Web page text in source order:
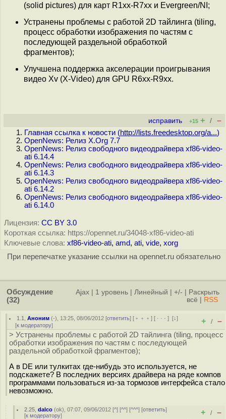
(solid pictures) для карт R1xx-R7xx и Evergreen/NI;
Устранены проблемы с работой 2D тайлинга (tiling,
процесс обработки изображения по частям с
последующей раздельной обработкой
фрагментов);
Улучшена поддержка акселерации проигрывания
видео Xv (X-Video) для GPU R6xx-R9xx.
исправить +15 + / –
Главная ссылка к новости (http://lists.freedesktop.org/a...)
OpenNews: Релиз X.Org 7.7
OpenNews: Релиз свободного видеодрайвера xf86-video-
ati 6.14.4
OpenNews: Релиз свободного видеодрайвера xf86-video-
ati 6.14.3
OpenNews: Релиз свободного видеодрайвера xf86-video-
ati 6.14.2
OpenNews: Релиз свободного видеодрайвера xf86-video-
ati 6.14.0
Лицензия: CC BY 3.0
Короткая ссылка: https://opennet.ru/34048-xf86-video-ati
Ключевые слова: xf86-video-ati, amd, ati, vide, xorg
При перепечатке указание ссылки на opennet.ru обязательно
Обсуждение
(32)
Ajax 1 уровень Линейный +/-
Раскрыть
всё
RSS
1.1 ,Аноним (-), 13:25, 08/06/2012 [ответить] [ ﹢﹢﹢] [ · · ·][↓]
[к модератору] + / –
> Устранены проблемы с работой 2D тайлинга (tiling, процесс
обработки изображения по частям с последующей
раздельной обработкой фрагментов);
А в DE или тулкитах где-нибудь это используется, не
подскажете? В последних версиях драйвера на ряде компов
программами пользоваться из-за тормозов интерфейса стало
невозможно.
2.25 ,dalco (ok), 07:07, 09/06/2012 [^] [^^] [^^^] [ответить]
[к модератору] + / –